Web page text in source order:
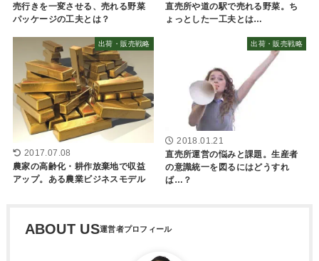
売行きを一変させる、売れる野菜
パッケージの工夫とは？
直売所や道の駅で売れる野菜。ち
ょっとした一工夫とは…
出荷・販売戦略
2017.07.08
農家の高齢化・耕作放棄地で収益
アップ。ある農業ビジネスモデル
出荷・販売戦略
2018.01.21
直売所運営の悩みと課題。生産者
の意識統一を図るにはどうすれ
ば…？
ABOUT US